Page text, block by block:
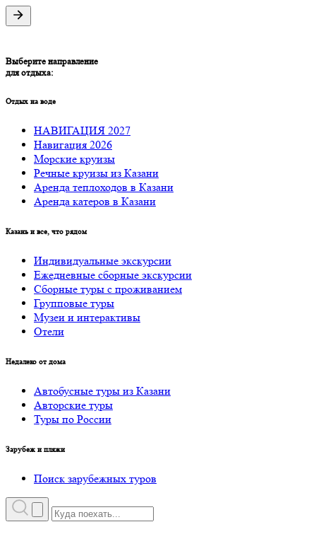
Выберите направление
для отдыха:
Отдых на воде
НАВИГАЦИЯ 2027
Навигация 2026
Морские круизы
Речные круизы из Казани
Аренда теплоходов в Казани
Аренда катеров в Казани
Казань и все, что рядом
Индивидуальные экскурсии
Ежедневные сборные экскурсии
Сборные туры с проживанием
Групповые туры
Музеи и интерактивы
Отели
Недалеко от дома
Автобусные туры из Казани
Авторские туры
Туры по России
Зарубеж и пляжи
Поиск зарубежных туров